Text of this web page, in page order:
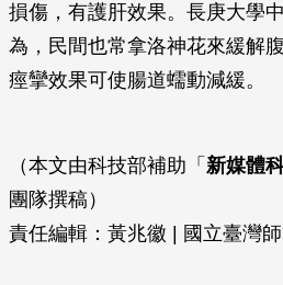
損傷，有護肝效果。長庚大學
為，民間也常拿洛神花來緩解
痙攣效果可使腸道蠕動減緩。
（本文由科技部補助「 新媒體
團隊撰稿）
責任編輯：黃兆徽 | 國立臺灣